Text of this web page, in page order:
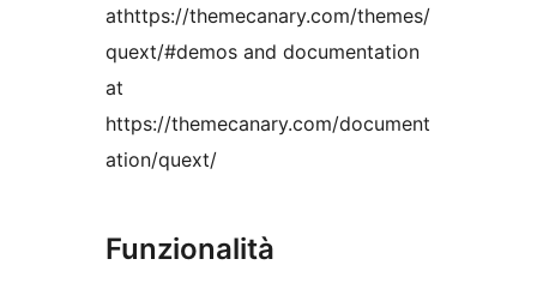
athttps://themecanary.com/themes/
quext/#demos and documentation
at
https://themecanary.com/document
ation/quext/
Funzionalità